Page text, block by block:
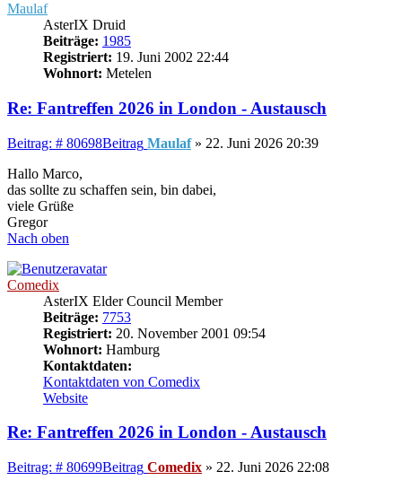
Maulaf
AsterIX Druid
Beiträge: 1985
Registriert: 19. Juni 2002 22:44
Wohnort: Metelen
Re: Fantreffen 2026 in London - Austausch
Beitrag: # 80698Beitrag Maulaf» 22. Juni 2026 20:39
Hallo Marco,
das sollte zu schaffen sein, bin dabei,
viele Grüße
Gregor
Nach oben
Comedix
AsterIX Elder Council Member
Beiträge: 7753
Registriert: 20. November 2001 09:54
Wohnort: Hamburg
Kontaktdaten:
Kontaktdaten von Comedix
Website
Re: Fantreffen 2026 in London - Austausch
Beitrag: # 80699Beitrag Comedix » 22. Juni 2026 22:08